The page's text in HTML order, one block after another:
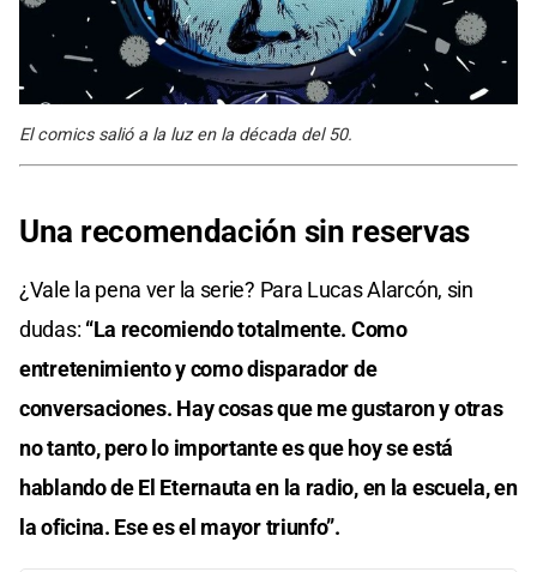
El comics salió a la luz en la década del 50.
Una recomendación sin reservas
¿Vale la pena ver la serie? Para Lucas Alarcón, sin
dudas: “La recomiendo totalmente. Como
entretenimiento y como disparador de
conversaciones. Hay cosas que me gustaron y otras
no tanto, pero lo importante es que hoy se está
hablando de El Eternauta en la radio, en la escuela, en
la oficina. Ese es el mayor triunfo”.